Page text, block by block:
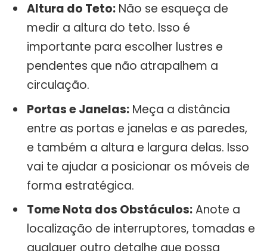
Altura do Teto: Não se esqueça de
medir a altura do teto. Isso é
importante para escolher lustres e
pendentes que não atrapalhem a
circulação.
Portas e Janelas: Meça a distância
entre as portas e janelas e as paredes,
e também a altura e largura delas. Isso
vai te ajudar a posicionar os móveis de
forma estratégica.
Tome Nota dos Obstáculos:Anote a
localização de interruptores, tomadas e